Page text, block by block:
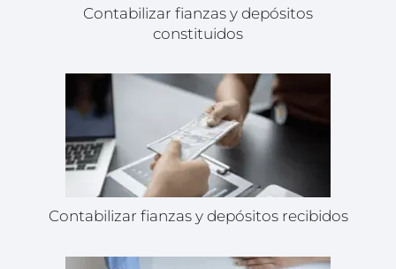
Contabilizar fianzas y depósitos
constituidos
Contabilizar fianzas y depósitos recibidos